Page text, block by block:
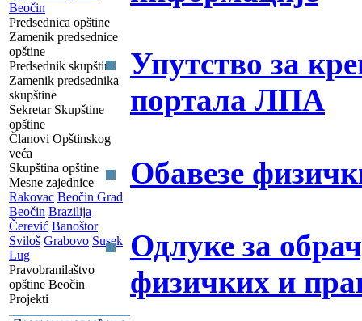
Beočin
Predsednica opštine
Zamenik predsednice
opštine
Predsednik skupštine
Zamenik predsednika
skupštine
Sekretar Skupštine
opštine
Članovi Opštinskog
veća
Skupština opštine
Mesne zajednice
Rakovac Beočin Grad
Beočin Brazilija
Čerević Banoštor
Sviloš Grabovo Susek
Lug
Pravobranilaštvo
opštine Beočin
Projekti
-
Упутство за
портала ЛПА
Обавезе
Одлуке за
физичких и